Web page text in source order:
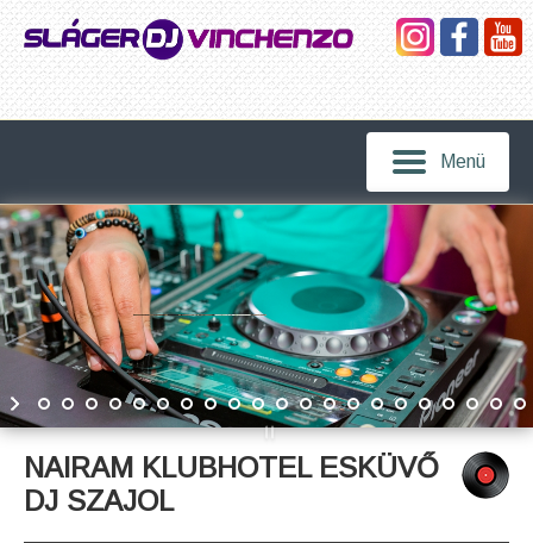
Menü
NAIRAM KLUBHOTEL ESKÜVŐ
DJ SZAJOL